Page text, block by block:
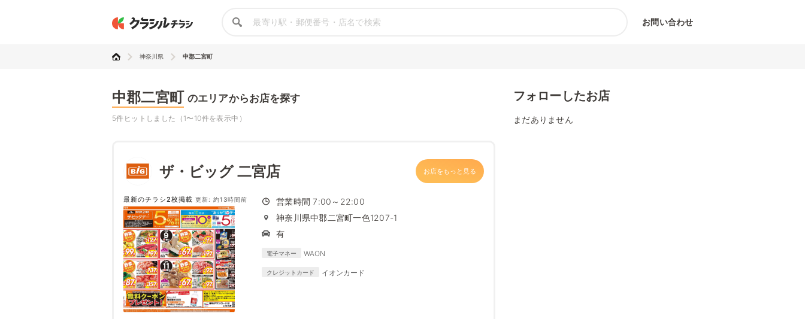
お問い合わせ
神奈川県 中郡二宮町
中郡二宮町 のエリアからお店を探す
5件ヒットしました（1〜10件を表示中）
ザ・ビッグ 二宮店 お店をもっと見る
最新のチラシ2枚掲載 更新: 約13時間前
営業時間 7:00～22:00
神奈川県中郡二宮町一色1207-1
有
電子マネー WAON
クレジットカード イオンカード
フォローしたお店
まだありません